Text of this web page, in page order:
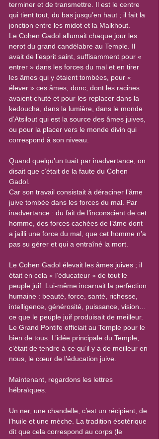
terminer et de transmettre. Il est le centre
qui tient tout, du bas jusqu’en haut ; il fait la
jonction entre les midot et la Malkhout.
Le Cohen Gadol allumait chaque jour les
nerot du grand candélabre au Temple. Il
avait de l’esprit saint, suffisamment pour «
entrer » dans les forces du mal et en tirer
les âmes qui y étaient tombées, pour «
élever » ces âmes, donc, dont les racines
avaient chuté et pour les replacer dans la
kedoucha, dans la lumière, dans le monde
d’Atsilout qui est la source des âmes juives,
ou pour la placer vers le monde divin qui
correspond à son niveau.
Quand quelqu’un tuait par inadvertance, on
disait que c’était de la faute du Cohen
Gadol.
Car son travail consistait à déraciner l’âme
juive tombée dans les forces du mal. Par
inadvertance : du fait de l’inconscient de cet
homme, des forces cachées de l’âme dont
a jailli une force du mal, que cet homme n’a
pas su gérer et qui a entraîné la mort.
Le Cohen Gadol élevait les âmes juives ; il
était en cela « l’éducateur » de tout le
peuple juif. Lui-même incarnait la perfection
humaine : beauté, force, santé, richesse,
intelligence, générosité, puissance, vision…
ce que le peuple juif produisait de meilleur.
Le Grand Pontife officiait au Temple pour le
bien de tous. L’idée principale du Temple,
c’était de tendre à ce qu’il y a de meilleur en
nous, le cœur de l’éducation juive.
Maintenant, regardons les lettres
hébraïques.
Un ner, une chandelle, c’est un récipient, de
l’huile et une mèche. La tradition ésotérique
dit que cela correspond au corps (le